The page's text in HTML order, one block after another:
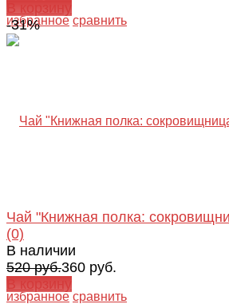
избранное сравнить
В корзину
-31%
избранное сравнить
Чай "Книжная полка:
(0)
В наличии
520 руб.360 руб.
В корзину